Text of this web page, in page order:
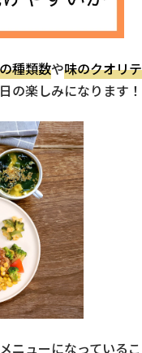
種類数や味のクオリテ
の楽しみになります！
ニューになっているこ